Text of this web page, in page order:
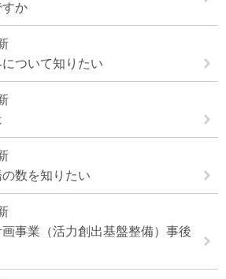
か
ついて知りたい
数を知りたい
事業（活力創出基盤整備）事後